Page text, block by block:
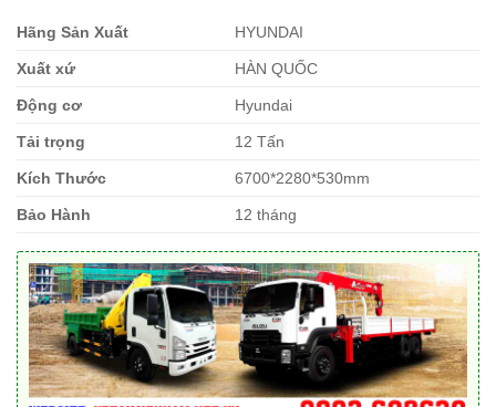
Hãng Sản Xuất HYUNDAI
Xuất xứ HÀN QUỐC
Động cơ Hyundai
Tải trọng 12 Tấn
Kích Thước 6700*2280*530mm
Bảo Hành 12 tháng